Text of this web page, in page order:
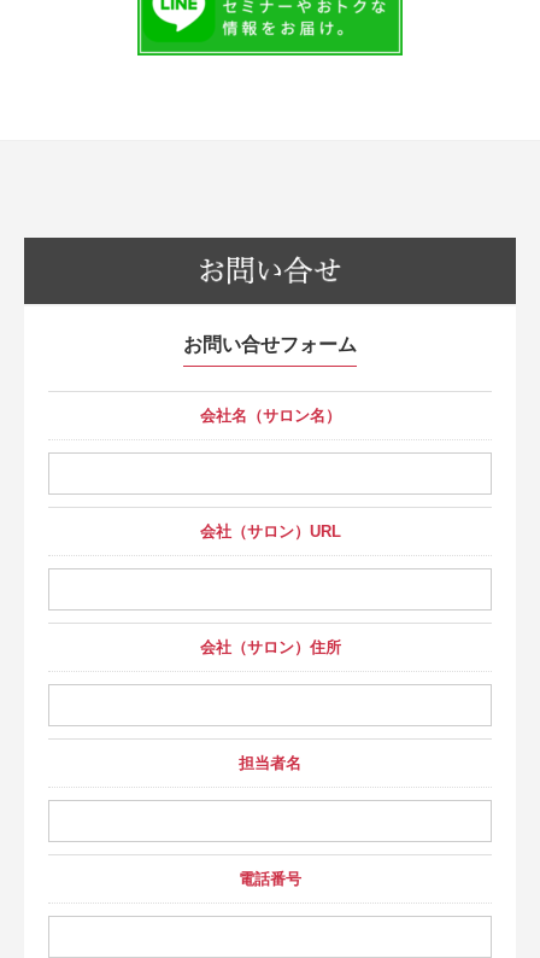
お問い合せフォーム
会社名（サロン名）
会社（サロン）URL
会社（サロン）住所
担当者名
電話番号